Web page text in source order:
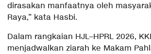
dirasakan manfaatnya oleh
Raya,” kata Hasbi.
Dalam rangkaian HJL–HPRL 2026,
menjadwalkan ziarah ke Makam